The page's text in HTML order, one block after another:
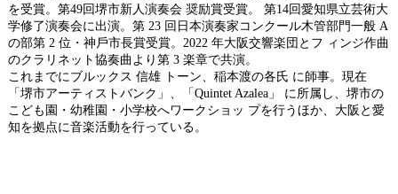
を受賞。第49回堺市新人演奏会 奨励賞受賞。 第14回愛知県立芸術大
学修了演奏会に出演。第 23 回日本演奏家コンクール木管部門一般 A
の部第 2 位・神戶市⻑賞受賞。2022 年大阪交響楽団とフ ィンジ作曲
のクラリネット協奏曲より第 3 楽章で共演。
これまでにブルックス 信雄 トーン、稲本渡の各氏 に師事。現在
「堺市アーティストバンク」、「Quintet Azalea」 に所属し、堺市の
こども園・幼稚園・小学校へワークショッ プを行うほか、大阪と愛
知を拠点に音楽活動を行っている。